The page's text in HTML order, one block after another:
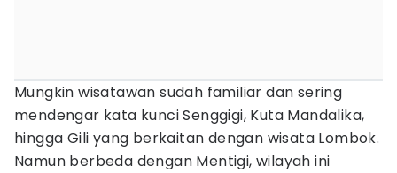
Mungkin wisatawan sudah familiar dan sering
mendengar kata kunci Senggigi, Kuta Mandalika,
hingga Gili yang berkaitan dengan wisata Lombok.
Namun berbeda dengan Mentigi, wilayah ini